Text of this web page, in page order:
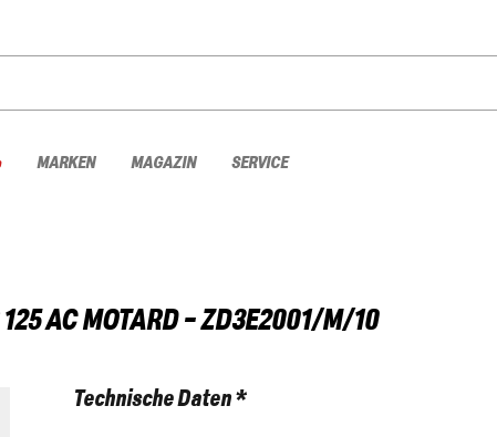
MARKEN MAGAZIN SERVICE
125 AC MOTARD - ZD3E2001/M/10
Technische Daten *